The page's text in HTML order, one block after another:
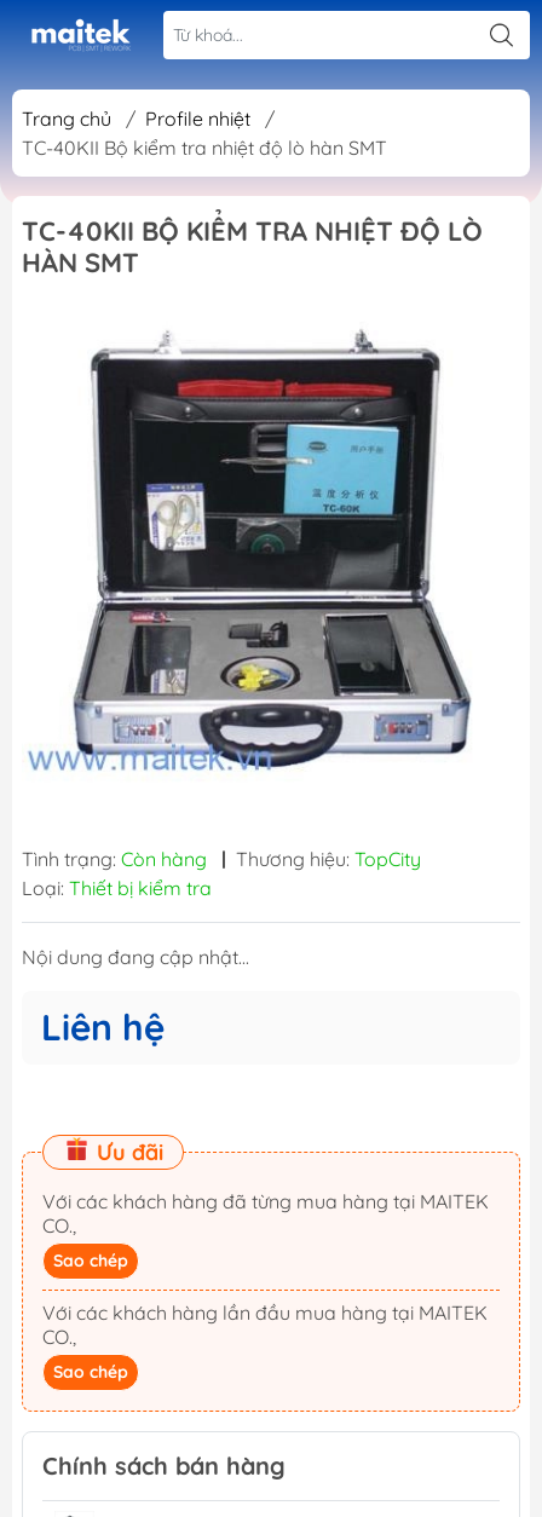
Trang chủ / Profile nhiệt
/
TC-40KII Bộ kiểm tra nhiệt độ lò hàn SMT
TC-40KII BỘ KIỂM TRA NHIỆT ĐỘ LÒ
HÀN SMT
Tình trạng: Còn hàng | Thương hiệu: TopCity
Loại: Thiết bị kiểm tra
Nội dung đang cập nhật...
Liên hệ
Ưu đãi
Với các khách hàng đã từng mua hàng tại MAITEK
CO.,
Sao chép
Với các khách hàng lần đầu mua hàng tại MAITEK
CO.,
Sao chép
Chính sách bán hàng